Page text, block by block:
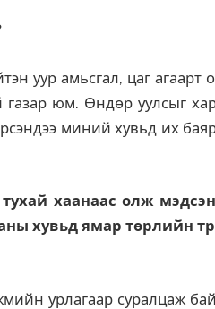
уур амьсгал, цаг агаарт
газар юм. Өндөр уулсыг
миний хувьд их
хаанаас олж
хувьд ямар төрлийн
урлагаар суралцаж